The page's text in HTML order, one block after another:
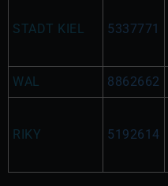
STADT KIEL 5337771
WAL 8862662
RIKY 5192614